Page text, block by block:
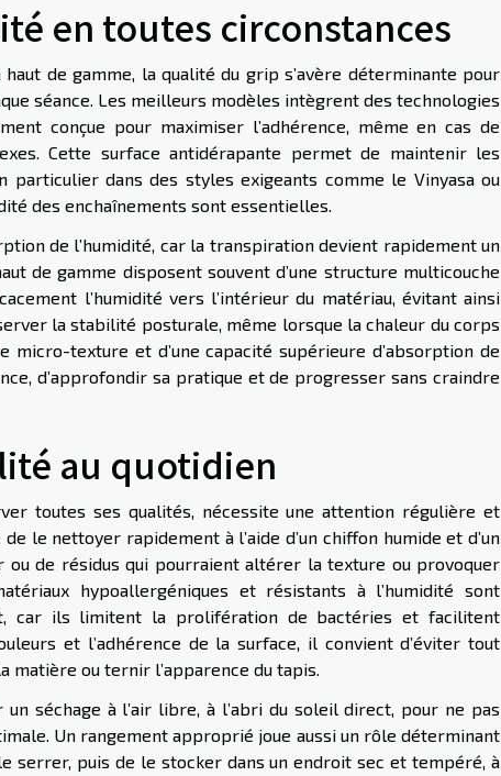
en toutes circonstances
de gamme, la qualité du grip s’avère déterminante pour
séance. Les meilleurs modèles intègrent des technologies
conçue pour maximiser l’adhérence, même en cas de
Cette surface antidérapante permet de maintenir les
particulier dans des styles exigeants comme le Vinyasa ou
des enchaînements sont essentielles.
de l’humidité, car la transpiration devient rapidement un
de gamme disposent souvent d’une structure multicouche
l’humidité vers l’intérieur du matériau, évitant ainsi
la stabilité posturale, même lorsque la chaleur du corps
micro-texture et d’une capacité supérieure d’absorption de
d’approfondir sa pratique et de progresser sans craindre
au quotidien
toutes ses qualités, nécessite une attention régulière et
le nettoyer rapidement à l’aide d’un chiffon humide et d’un
ou de résidus qui pourraient altérer la texture ou provoquer
hypoallergéniques et résistants à l’humidité sont
car ils limitent la prolifération de bactéries et facilitent
et l’adhérence de la surface, il convient d’éviter tout
ou ternir l’apparence du tapis.
séchage à l’air libre, à l’abri du soleil direct, pour ne pas
Un rangement approprié joue aussi un rôle déterminant
serrer, puis de le stocker dans un endroit sec et tempéré, à